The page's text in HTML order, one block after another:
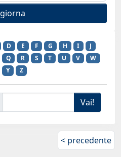
D E F G H I
J
Q R S T U V
W
Y Z
< precedente